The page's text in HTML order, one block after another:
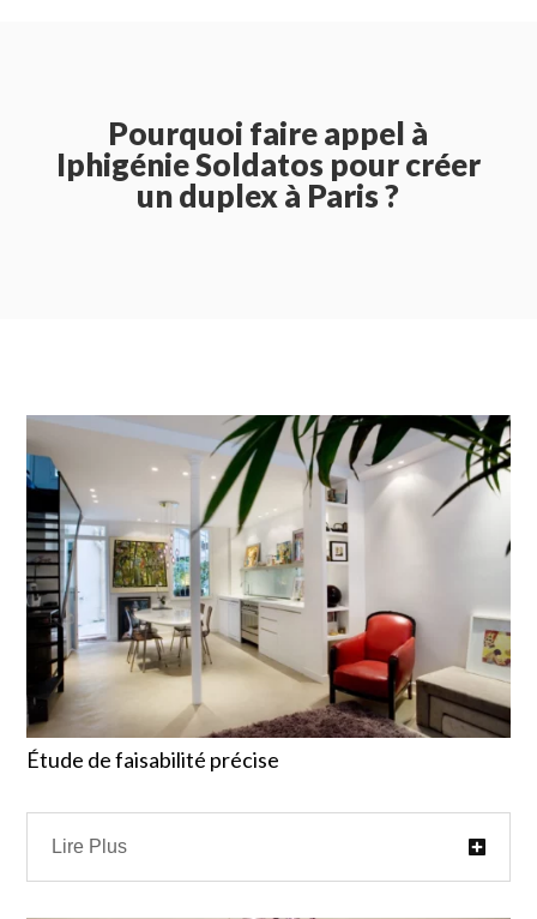
Pourquoi faire appel à
Iphigénie Soldatos pour créer
un duplex à Paris ?
Étude de faisabilité précise
Lire Plus